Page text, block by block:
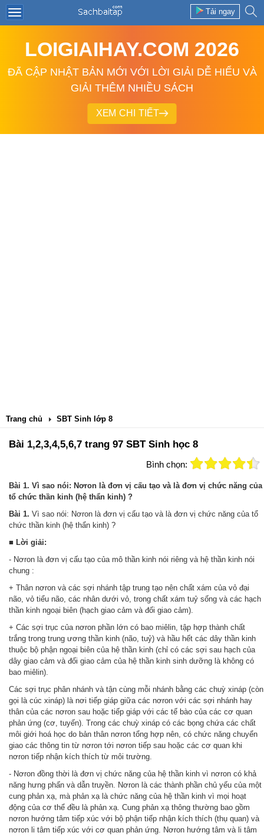
Tải ngay
LOIGIAIHAY.COM 2026
ĐÃ CẬP NHẬT BẢN MỚI VỚI LỜI GIẢI DỄ HIỂU VÀ
GIẢI THÊM NHIỀU SÁCH
XEM CHI TIẾT
Trang chủ SBT Sinh lớp 8
Bài 1,2,3,4,5,6,7 trang 97 SBT Sinh học 8
Bình chọn:
Bài 1. Vì sao nói: Nơron là đơn vị cấu tạo và là đơn vị chức năng của
tổ chức thần kinh (hệ thẩn kinh) ?
Bài 1. Vì sao nói: Nơron là đơn vị cấu tạo và là đơn vị chức năng của tổ
chức thần kinh (hệ thẩn kinh) ?
■ Lời giải:
- Nơron là đơn vị cấu tạo của mô thần kinh nói riêng và hệ thần kinh nói
chung :
+ Thân nơron và các sợi nhánh tập trung tạo nên chất xám của vỏ đại
não, vỏ tiểu não, các nhân dưới vỏ, trong chất xám tuỷ sống và các hạch
thần kinh ngoại biên (hạch giao cảm và đối giao cảm).
+ Các sợi trục của nơron phần lớn có bao miêlin, tập hợp thành chất
trắng trong trung ương thần kinh (não, tuỷ) và hầu hết các dây thần kinh
thuộc bộ phận ngoại biên của hệ thần kinh (chỉ có các sợi sau hạch của
dây giao cảm và đối giao cảm của hệ thần kinh sinh dưỡng là không có
bao miêlin).
Các sợi trục phân nhánh và tận cùng mỗi nhánh bằng các chuỳ xináp (còn
gọi là cúc xináp) là nơi tiếp giáp giữa các nơron với các sợi nhánh hay
thân của các nơron sau hoặc tiếp giáp với các tế bào của các cơ quan
phản ứng (cơ, tuyến). Trong các chuỳ xináp có các bọng chứa các chất
môi giới hoá học do bản thân nơron tổng hợp nên, có chức năng chuyển
giao các thông tin từ nơron tới nơron tiếp sau hoặc các cơ quan khi
nơron tiếp nhận kích thích từ môi trường.
- Nơron đồng thời là đơn vị chức năng của hệ thần kinh vì nơron có khả
năng hưng phấn và dẫn truyền. Nơron là các thành phần chủ yếu của một
cung phản xạ, mà phản xạ là chức năng của hệ thần kinh vì mọi hoạt
động của cơ thể đều là phản xạ. Cung phản xạ thông thường bao gồm
nơron hướng tâm tiếp xúc với bộ phận tiếp nhận kích thích (thụ quan) và
nơron li tâm tiếp xúc với cơ quan phản ứng. Nơron hướng tâm và li tâm